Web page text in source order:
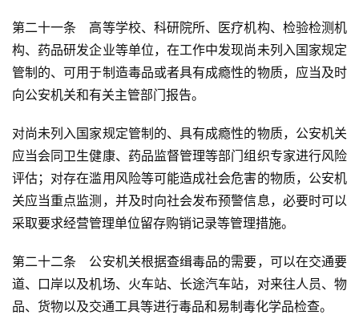
第二十一条　高等学校、科研院所、医疗机构、检验检测机
构、药品研发企业等单位，在工作中发现尚未列入国家规定
管制的、可用于制造毒品或者具有成瘾性的物质，应当及时
向公安机关和有关主管部门报告。
对尚未列入国家规定管制的、具有成瘾性的物质，公安机关
应当会同卫生健康、药品监督管理等部门组织专家进行风险
评估；对存在滥用风险等可能造成社会危害的物质，公安机
关应当重点监测，并及时向社会发布预警信息，必要时可以
采取要求经营管理单位留存购销记录等管理措施。
第二十二条　公安机关根据查缉毒品的需要，可以在交通要
道、口岸以及机场、火车站、长途汽车站，对来往人员、物
品、货物以及交通工具等进行毒品和易制毒化学品检查。